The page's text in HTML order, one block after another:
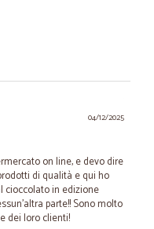
04/12/2025
on line, e devo dire
di qualità e qui ho
cioccolato in edizione
parte!! Sono molto
dei loro clienti!